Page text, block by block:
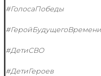
#ГолосаПобеды
#ГеройБудущегоВремени
#ДетиСВО
#ДетиГероев